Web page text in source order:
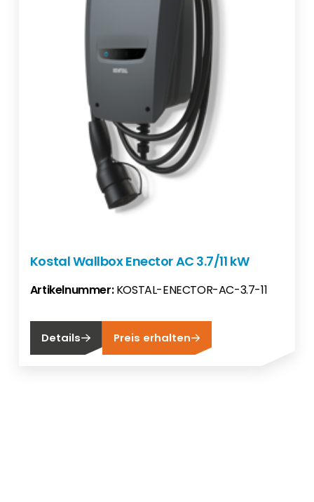
Kostal Wallbox Enector AC 3.7/11 kW
Artikelnummer:KOSTAL-ENECTOR-AC-3.7-11
Details Preis erhalten